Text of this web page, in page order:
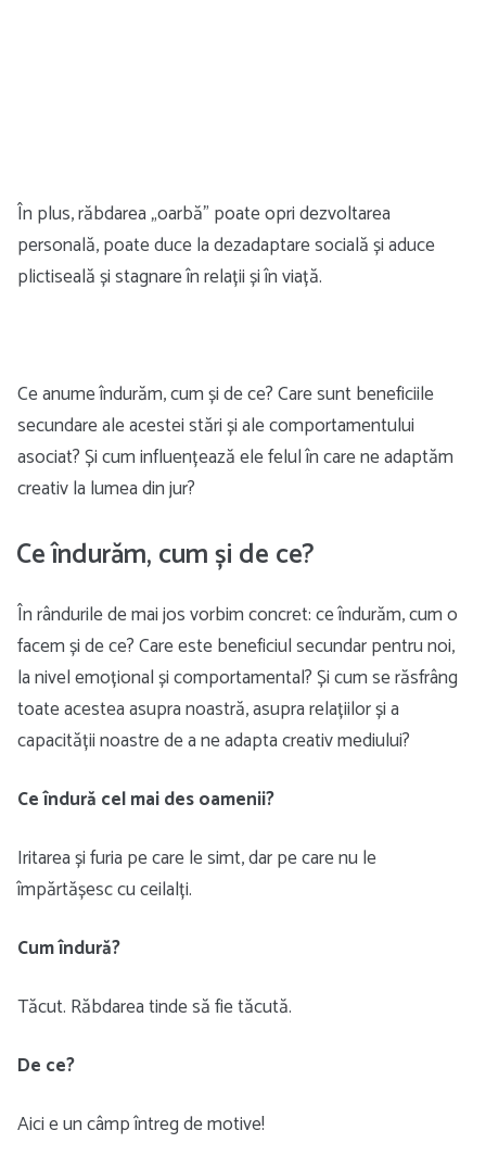
În plus, răbdarea „oarbă” poate opri dezvoltarea
personală, poate duce la dezadaptare socială și aduce
plictiseală și stagnare în relații și în viață.
Ce anume îndurăm, cum și de ce? Care sunt beneficiile
secundare ale acestei stări și ale comportamentului
asociat? Și cum influențează ele felul în care ne adaptăm
creativ la lumea din jur?
Ce îndurăm, cum și de ce?
În rândurile de mai jos vorbim concret: ce îndurăm, cum o
facem și de ce? Care este beneficiul secundar pentru noi,
la nivel emoțional și comportamental? Și cum se răsfrâng
toate acestea asupra noastră, asupra relațiilor și a
capacității noastre de a ne adapta creativ mediului?
Ce îndură cel mai des oamenii?
Iritarea și furia pe care le simt, dar pe care nu le
împărtășesc cu ceilalți.
Cum îndură?
Tăcut. Răbdarea tinde să fie tăcută.
De ce?
Aici e un câmp întreg de motive!